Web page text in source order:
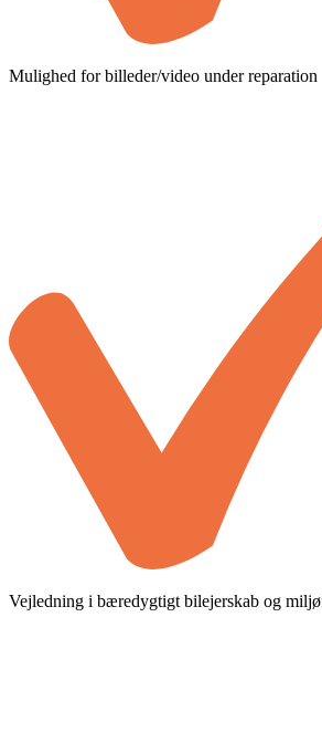
Mulighed for billeder/video under reparation
Vejledning i bæredygtigt bilejerskab og